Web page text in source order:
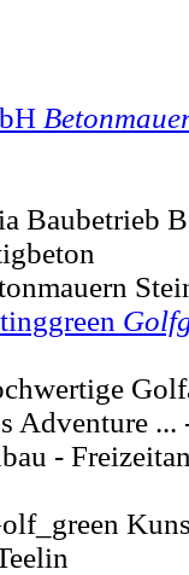
Baubetrieb
Adventure ...
-